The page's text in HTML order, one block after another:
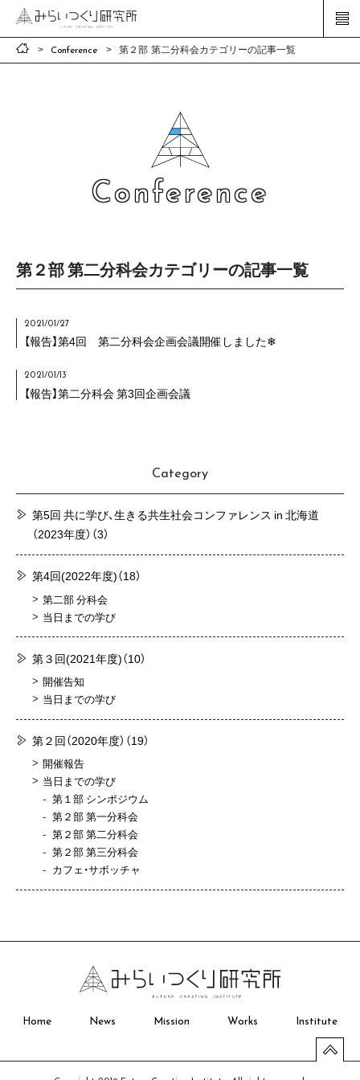
Conference 第２部 第二分科会カテゴリーの記事一覧
Conference
第２部 第二分科会カテゴリーの記事一覧
2021/01/27
【報告】第4回 第二分科会企画会議開催しました❄
2021/01/13
【報告】第二分科会 第3回企画会議
Category
第5回 共に学び、生きる共生社会コンファレンス in 北海道
（2023年度） （3）
第4回(2022年度)（18）
第二部 分科会
当日までの学び
第３回(2021年度)（10）
開催告知
当日までの学び
第２回（2020年度） （19）
開催報告
当日までの学び
第１部 シンポジウム
第２部 第一分科会
第２部 第二分科会
第２部 第三分科会
カフェ・サボッチャ
Home News Mission Works Institute